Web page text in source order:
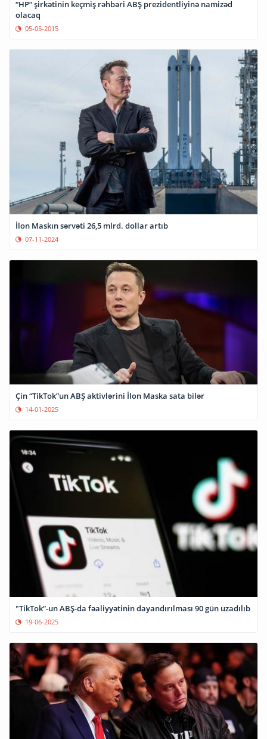
“HP” şirkətinin keçmiş rəhbəri ABŞ prezidentliyinə namizəd
olacaq
05-05-2015
İlon Maskın sərvəti 26,5 mlrd. dollar artıb
07-11-2024
Çin “TikTok”un ABŞ aktivlərini İlon Maska sata bilər
14-01-2025
"TikTok”-un ABŞ-da fəaliyyətinin dayandırılması 90 gün uzadılıb
19-06-2025